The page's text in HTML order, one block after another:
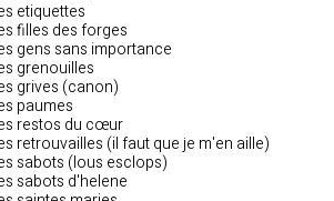
etiquettes
filles des forges
gens sans importance
grenouilles
grives (canon)
paumes
restos du cœur
retrouvailles (il faut que je m'en aille)
sabots (lous esclops)
sabots d'helene